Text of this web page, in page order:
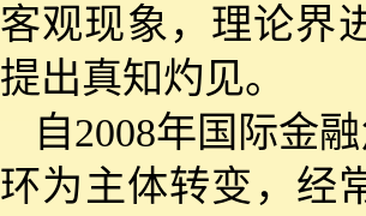
客观现象，理论界
提出真知灼见。
自2008年国际金
环为主体转变，经